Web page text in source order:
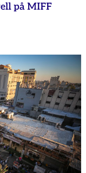
på MIFF